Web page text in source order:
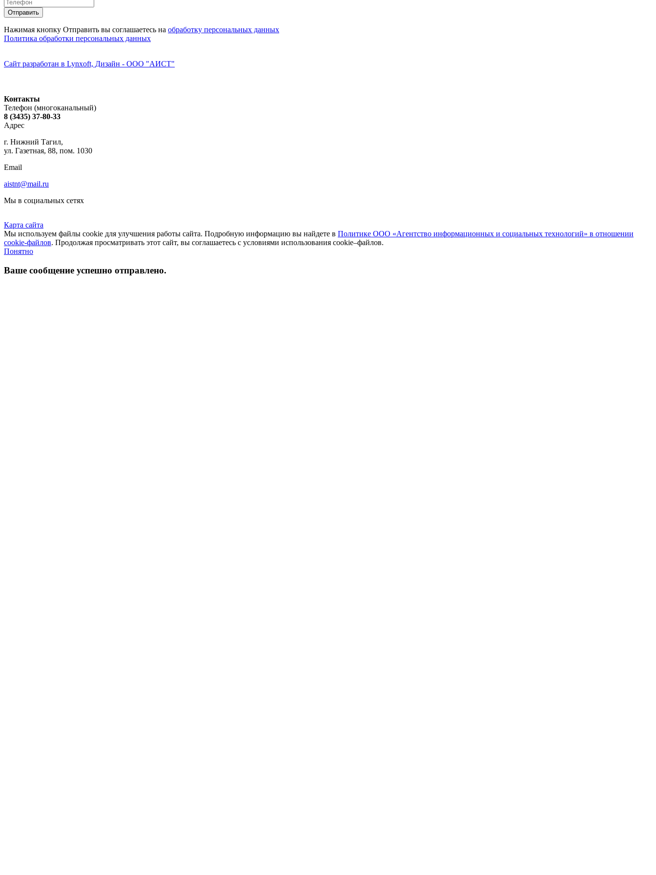
Нажимая кнопку Отправить вы соглашаетесь на обработку персональных данных
Политика обработки персональных данных
Сайт разработан в Lynxoft, Дизайн - ООО "АИСТ"
Контакты
Телефон (многоканальный)
8 (3435) 37-80-33
Адрес
г. Нижний Тагил,
ул. Газетная, 88, пом. 1030
Email
aistnt@mail.ru
Мы в социальных сетях
Карта сайта
Мы используем файлы cookie для улучшения работы сайта. Подробную информацию вы найдете в Политике ООО «Агентство информационных и социальных технологий» в отношении
cookie-файлов. Продолжая просматривать этот сайт, вы соглашаетесь с условиями использования cookie–файлов.
Понятно
Ваше сообщение успешно отправлено.